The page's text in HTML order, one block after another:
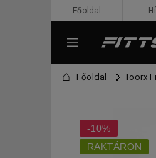
Főoldal Toorx
-10%
RAKTÁRON
Főoldal